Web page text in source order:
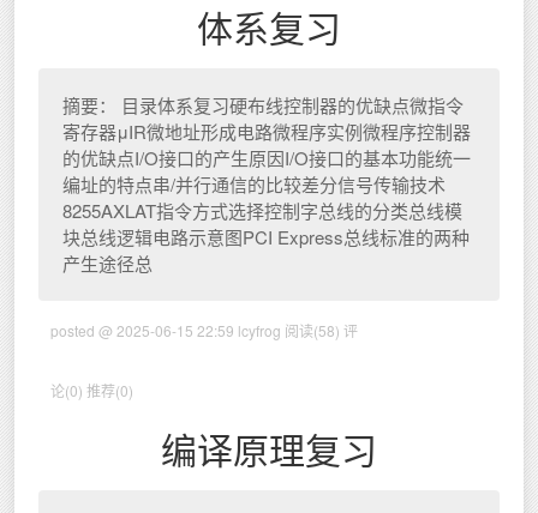
体系复习
摘要： 目录体系复习硬布线控制器的优缺点微指令
寄存器μIR微地址形成电路微程序实例微程序控制器
的优缺点I/O接口的产生原因I/O接口的基本功能统一
编址的特点串/并行通信的比较差分信号传输技术
8255AXLAT指令方式选择控制字总线的分类总线模
块总线逻辑电路示意图PCI Express总线标准的两种
产生途径总
posted @ 2025-06-15 22:59 lcyfrog 阅读(58) 评
论(0) 推荐(0)
编译原理复习